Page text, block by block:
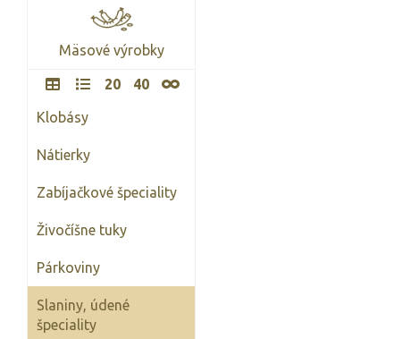
Mäsové výrobky
20 40
Klobásy
Nátierky
Zabíjačkové špeciality
Živočíšne tuky
Párkoviny
Slaniny, údené
špeciality